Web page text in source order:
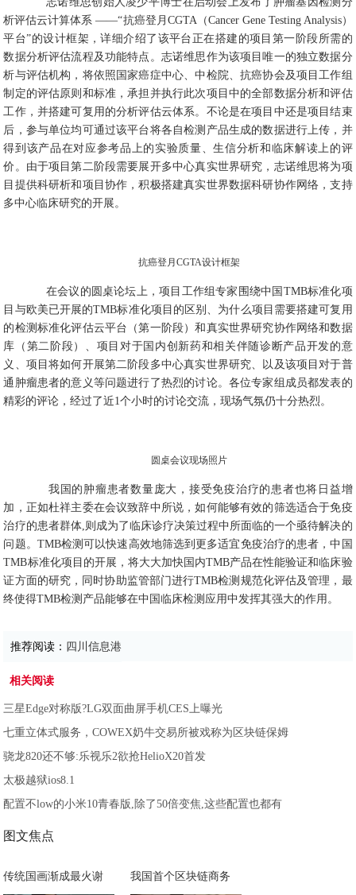
析评估云计算体系 ——“抗癌登月CGTA（Cancer Gene Testing Analysis）
平台”的设计框架，详细介绍了该平台正在搭建的项目第一阶段所需的
数据分析评估流程及功能特点。志诺维思作为该项目唯一的独立数据分
析与评估机构，将依照国家癌症中心、中检院、抗癌协会及项目工作组
制定的评估原则和标准，承担并执行此次项目中的全部数据分析和评估
工作，并搭建可复用的分析评估云体系。不论是在项目中还是项目结束
后，参与单位均可通过该平台将各自检测产品生成的数据进行上传，并
得到该产品在对应参考品上的实验质量、生信分析和临床解读上的评
价。由于项目第二阶段需要展开多中心真实世界研究，志诺维思将为项
目提供科研析和项目协作，积极搭建真实世界数据科研协作网络，支持
多中心临床研究的开展。
抗癌登月CGTA设计框架
在会议的圆桌论坛上，项目工作组专家围绕中国TMB标准化项
目与欧美已开展的TMB标准化项目的区别、为什么项目需要搭建可复用
的检测标准化评估云平台（第一阶段）和真实世界研究协作网络和数据
库（第二阶段）、项目对于国内创新药和相关伴随诊断产品开发的意
义、项目将如何开展第二阶段多中心真实世界研究、以及该项目对于普
通肿瘤患者的意义等问题进行了热烈的讨论。各位专家组成员都发表的
精彩的评论，经过了近1个小时的讨论交流，现场气氛仍十分热烈。
圆桌会议现场照片
我国的肿瘤患者数量庞大，接受免疫治疗的患者也将日益增
加，正如杜祥主委在会议致辞中所说，如何能够有效的筛选适合于免疫
治疗的患者群体,则成为了临床诊疗决策过程中所面临的一个亟待解决的
问题。TMB检测可以快速高效地筛选到更多适宜免疫治疗的患者，中国
TMB标准化项目的开展，将大大加快国内TMB产品在性能验证和临床验
证方面的研究，同时协助监管部门进行TMB检测规范化评估及管理，最
终使得TMB检测产品能够在中国临床检测应用中发挥其强大的作用。
推荐阅读： 四川信息港
相关阅读
三星Edge对称版?LG双面曲屏手机CES上曝光
七重立体式服务，COWEX奶牛交易所被戏称为区块链保姆
骁龙820还不够:乐视乐2欲抢HelioX20首发
太极越狱ios8.1
配置不low的小米10青春版,除了50倍变焦,这些配置也都有
图文焦点
传统国画渐成最火谢 我国首个区块链商务